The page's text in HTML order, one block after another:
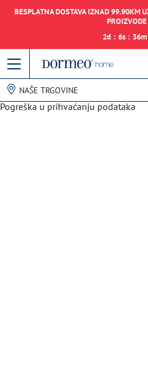
BESPLATNA DOSTAVA IZNAD 99.90KM
2d : 6s : 36m
NAŠE TRGOVINE
Pogreška u prihvaćanju podataka